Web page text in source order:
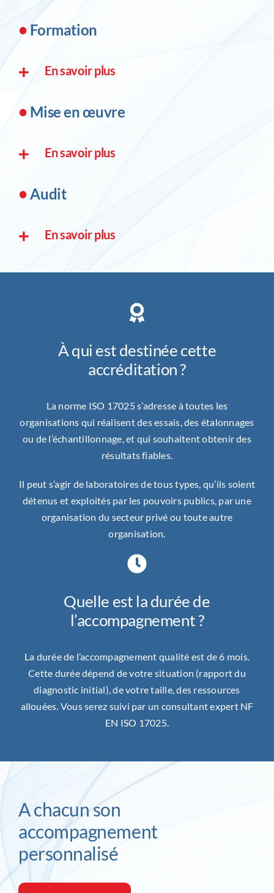
•Formation
En savoir plus
• Mise en œuvre
En savoir plus
• Audit
En savoir plus
À qui est destinée cette
accréditation ?
La norme ISO 17025 s’adresse à toutes les
organisations qui réalisent des essais, des étalonnages
ou de l’échantillonnage, et qui souhaitent obtenir des
résultats fiables.
Il peut s’agir de laboratoires de tous types, qu’ils soient
détenus et exploités par les pouvoirs publics, par une
organisation du secteur privé ou toute autre
organisation.
Quelle est la durée de
l’accompagnement ?
La durée de l’accompagnement qualité est de 6 mois.
Cette durée dépend de votre situation (rapport du
diagnostic initial), de votre taille, des ressources
allouées. Vous serez suivi par un consultant expert NF
EN ISO 17025.
A chacun son
accompagnement
personnalisé